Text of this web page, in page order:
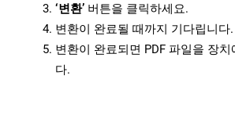
‘변환’ 버튼을 클릭하세요.
변환이 완료될 때까지 기다립니다.
변환이 완료되면 PDF 파일을 장
다.